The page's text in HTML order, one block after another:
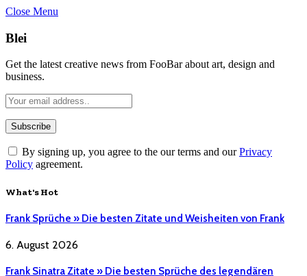
Close Menu
Blei
Get the latest creative news from FooBar about art, design and
business.
By signing up, you agree to the our terms and ourPrivacy
Policy agreement.
What's Hot
Frank Sprüche » Die besten Zitate und Weisheiten von Frank
6. August 2026
Frank Sinatra Zitate » Die besten Sprüche des legendären